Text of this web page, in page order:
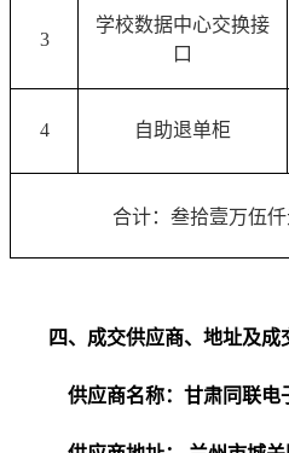
3
学校数据中心交换接
口
4 自助退单柜
合计：叁拾壹万伍
四、 成交供应商、地址及成
供应商名称：甘肃同联电